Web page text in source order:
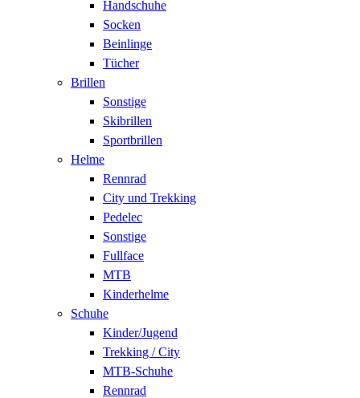
Handschuhe
Socken
Beinlinge
Tücher
Brillen
Sonstige
Skibrillen
Sportbrillen
Helme
Rennrad
City und Trekking
Pedelec
Sonstige
Fullface
MTB
Kinderhelme
Schuhe
Kinder/Jugend
Trekking / City
MTB-Schuhe
Rennrad